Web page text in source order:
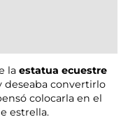
la estatua ecuestre
deseaba convertirlo
colocarla en el
estrella.